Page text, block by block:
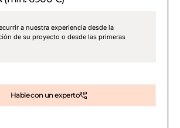
a nuestra experiencia desde la
de su proyecto o desde las primeras
Hable con un experto